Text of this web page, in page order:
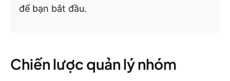
để bạn bắt đầu.
Chiến lược quản lý nhóm